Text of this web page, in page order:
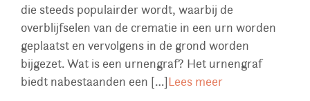
die steeds populairder wordt, waarbij de
overblijfselen van de crematie in een urn worden
geplaatst en vervolgens in de grond worden
bijgezet. Wat is een urnengraf? Het urnengraf
biedt nabestaanden een […]Lees meer